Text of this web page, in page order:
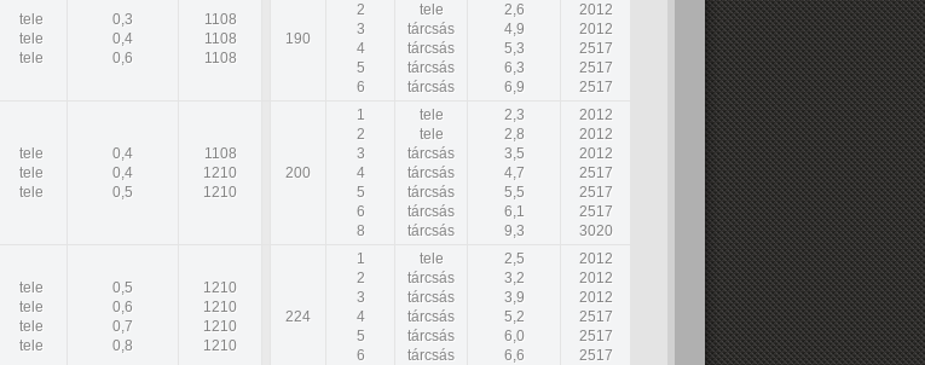
tele
tele
tele
0,3
0,4
0,6
1108
1108
1108
190
2
3
4
5
6
tele
tárcsás
tárcsás
tárcsás
tárcsás
2,6
4,9
5,3
6,3
6,9
2012
2012
2517
2517
2517
tele
tele
tele
0,4
0,4
0,5
1108
1210
1210
200
1
2
3
4
5
6
8
tele
tele
tárcsás
tárcsás
tárcsás
tárcsás
tárcsás
2,3
2,8
3,5
4,7
5,5
6,1
9,3
2012
2012
2012
2517
2517
2517
3020
tele
tele
tele
tele
0,5
0,6
0,7
0,8
1210
1210
1210
1210
224
1
2
3
4
5
6
tele
tárcsás
tárcsás
tárcsás
tárcsás
tárcsás
2,5
3,2
3,9
5,2
6,0
6,6
2012
2012
2012
2517
2517
2517